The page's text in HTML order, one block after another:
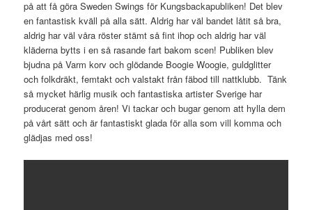
på att få göra Sweden Swings för Kungsbackapubliken! Det blev
en fantastisk kväll på alla sätt. Aldrig har väl bandet låtit så bra,
aldrig har väl våra röster stämt så fint ihop och aldrig har väl
kläderna bytts i en så rasande fart bakom scen! Publiken blev
bjudna på Varm korv och glödande Boogie Woogie, guldglitter
och folkdräkt, femtakt och valstakt från fäbod till nattklubb. Tänk
så mycket härlig musik och fantastiska artister Sverige har
producerat genom åren! Vi tackar och bugar genom att hylla dem
på vårt sätt och är fantastiskt glada för alla som vill komma och
glädjas med oss!